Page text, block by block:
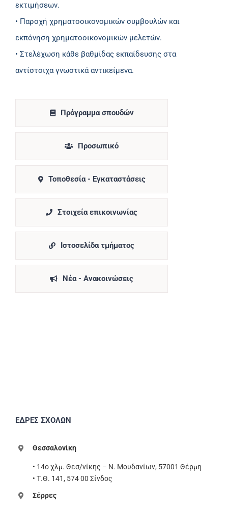
εκτιμήσεων.
• Παροχή χρηματοοικονομικών συμβουλών και
εκπόνηση χρηματοοικονομικών μελετών.
• Στελέχωση κάθε βαθμίδας εκπαίδευσης στα
αντίστοιχα γνωστικά αντικείμενα.
Πρόγραμμα σπουδών
Προσωπικό
Τοποθεσία - Εγκαταστάσεις
Στοιχεία επικοινωνίας
Ιστοσελίδα τμήματος
Νέα - Ανακοινώσεις
ΕΔΡΕΣ ΣΧΟΛΩΝ
Θεσσαλονίκη
• 14ο χλμ. Θεσ/νίκης – Ν. Μουδανίων, 57001 Θέρμη
• Τ.Θ. 141, 574 00 Σίνδος
Σέρρες